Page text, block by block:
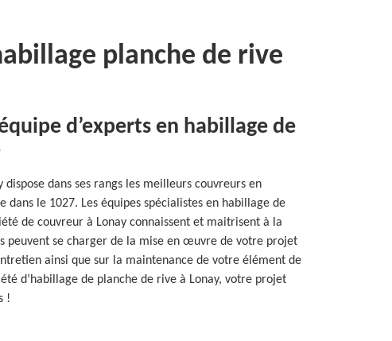
planche de rive
d’experts en habillage de
dispose dans ses rangs les meilleurs couvreurs en
dans le 1027. Les équipes spécialistes en habillage de
de couvreur à Lonay connaissent et maitrisent à la
peuvent se charger de la mise en œuvre de votre projet
ainsi que sur la maintenance de votre élément de
d’habillage de planche de rive à Lonay, votre projet
!